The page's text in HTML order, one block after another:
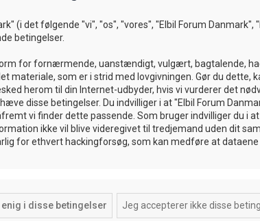
(i det følgende "vi", "os", "vores", "Elbil Forum
betingelser.
for fornærmende, uanstændigt, vulgært, bagtalende,
materiale, som er i strid med lovgivningen. Gør du dette,
herom til din Internet-udbyder, hvis vi vurderer det
disse betingelser. Du indvilliger i at "Elbil Forum
vi finder dette passende. Som bruger indvilliger du i
ikke vil blive videregivet til tredjemand uden dit
for ethvert hackingforsøg, som kan medføre at